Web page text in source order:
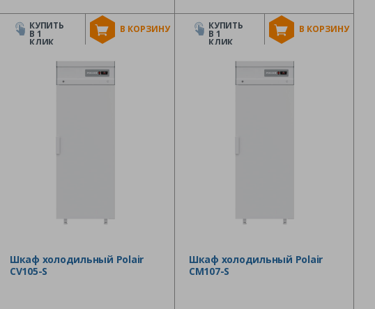
В КОРЗИНУ
КУПИТЬ
В 1
КЛИК
В КОРЗИНУ
КУПИТЬ
В 1
КЛИК
Шкаф холодильный Polair
CV105-S
Шкаф холодильный Polair
CM107-S